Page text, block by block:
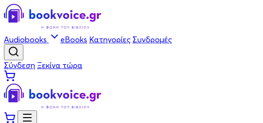
Audiobooks eBooks Κατηγορίες Συνδρομές
Σύνδεση Ξεκίνα τώρα